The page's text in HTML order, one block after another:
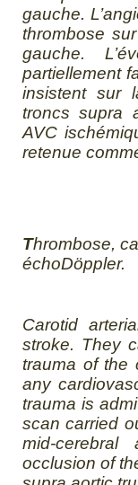
gauche.
thrombose
gauche.
partiellement
insistent sur
troncs supra
AVC
retenue
Thrombose,
échoDöppler.
Carotid
stroke. They
trauma of the
any
trauma is
scan carried
mid-
occlusion of